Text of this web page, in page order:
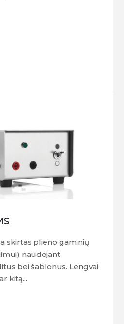
skirtas plieno gaminių
naudojant
bei šablonus. Lengvai
kitą...